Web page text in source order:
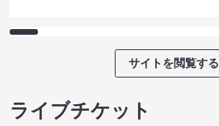
サイトを閲覧する
ライブチケット